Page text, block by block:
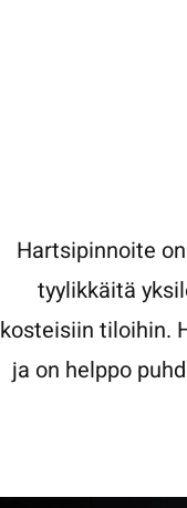
Hartsipinnoite
tyylikkäitä
kosteisiin tiloihin.
ja on helppo